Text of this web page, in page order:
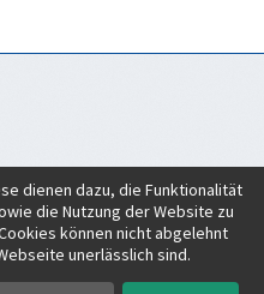
für Hochschulentwicklung
neue Medien in der Lehre Austria
Rheinstraße 27
A-6890 Lustenau
ISSN:2219-6994
dienen dazu, die Funktionalität
die Nutzung der Website zu
können nicht abgelehnt
unerlässlich sind.